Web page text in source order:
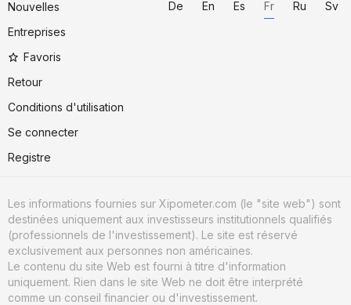
Nouvelles
Entreprises
Favoris
Retour
Conditions d'utilisation
Se connecter
Registre
De En Es Fr Ru Sv
Les informations fournies sur Xipometer.com (le "site web") sont
destinées uniquement aux investisseurs institutionnels qualifiés
(professionnels de l'investissement). Le site est réservé
exclusivement aux personnes non américaines.
Le contenu du site Web est fourni à titre d'information
uniquement. Rien dans le site Web ne doit être interprété
comme un conseil financier ou d'investissement.